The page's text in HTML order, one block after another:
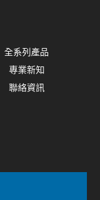
全系列產品
專業新知
聯絡資訊